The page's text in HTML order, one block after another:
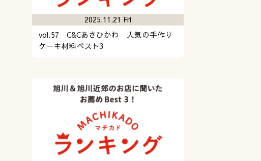
vol.57 C&Cあさひかわ 人気の手作り
ケーキ材料ベスト3
2025.11.21 Fri